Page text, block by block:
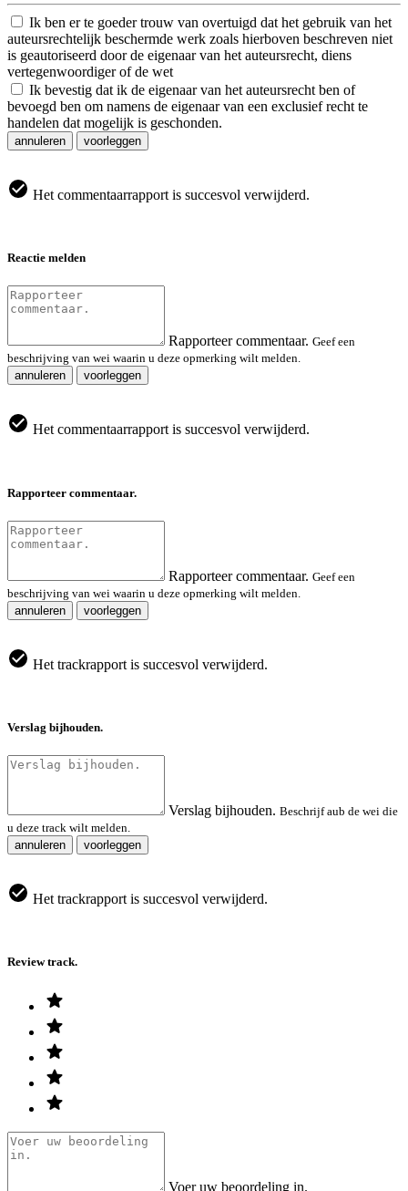
Ik ben er te goeder trouw van overtuigd dat het gebruik van het
auteursrechtelijk beschermde werk zoals hierboven beschreven niet
is geautoriseerd door de eigenaar van het auteursrecht, diens
vertegenwoordiger of de wet
Ik bevestig dat ik de eigenaar van het auteursrecht ben of
bevoegd ben om namens de eigenaar van een exclusief recht te
handelen dat mogelijk is geschonden.
annuleren voorleggen
Het commentaarrapport is succesvol verwijderd.
Reactie melden
Rapporteer commentaar. Geef een
beschrijving van wei waarin u deze opmerking wilt melden.
annuleren
voorleggen
Het commentaarrapport is succesvol verwijderd.
Rapporteer commentaar.
Rapporteer commentaar. Geef een
beschrijving van wei waarin u deze opmerking wilt melden.
annuleren
voorleggen
Het trackrapport is succesvol verwijderd.
Verslag bijhouden.
Verslag bijhouden. Beschrijf aub de wei die
u deze track wilt melden.
annuleren
voorleggen
Het trackrapport is succesvol verwijderd.
Review track.
Voer uw beoordeling in.